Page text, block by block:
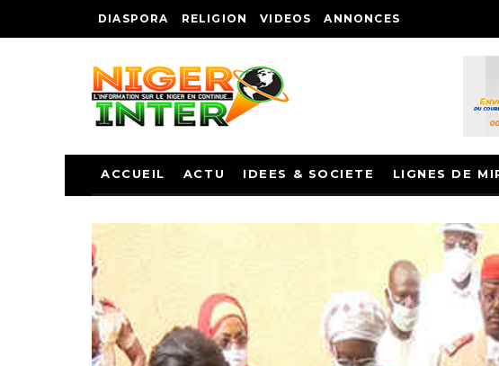
DIASPORA RELIGION VIDEOS ANNONCES
ACCUEIL ACTU IDEES & SOCIETE LIGNES DE